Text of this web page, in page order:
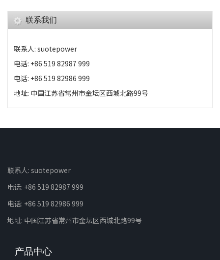
联系我们
联系人: suotepower
电话: +86 519 82987 999
电话: +86 519 82986 999
地址: 中国江苏省常州市金坛区西城北路99号
联系人: suotepower
电话: +86 519 82987 999
电话: +86 519 82986 999
地址: 中国江苏省常州市金坛区西城北路99号
产品中心